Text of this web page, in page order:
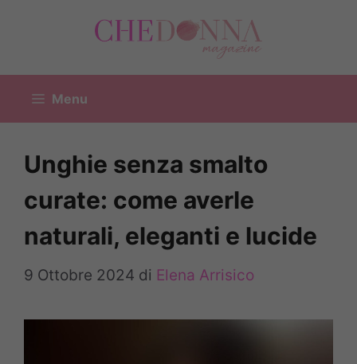
Menu
Unghie senza smalto
curate: come averle
naturali, eleganti e lucide
9 Ottobre 2024 di Elena Arrisico